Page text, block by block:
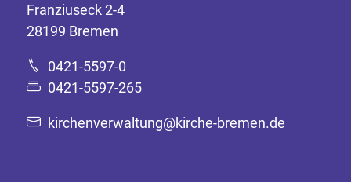
Franziuseck 2-4
28199 Bremen
0421-5597-0
0421-5597-265
kirchenverwaltung@kirche-bremen.de